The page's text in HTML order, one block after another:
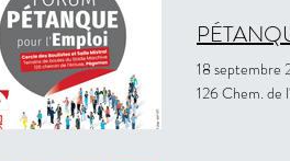
18 septembre
126 Chem. de